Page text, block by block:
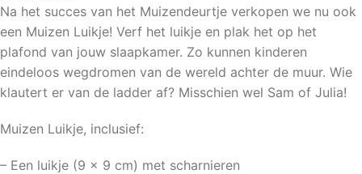
Na het succes van het Muizendeurtje verkopen we nu ook
een Muizen Luikje! Verf het luikje en plak het op het
plafond van jouw slaapkamer. Zo kunnen kinderen
eindeloos wegdromen van de wereld achter de muur. Wie
klautert er van de ladder af? Misschien wel Sam of Julia!
Muizen Luikje, inclusief:
– Een luikje (9 x 9 cm) met scharnieren